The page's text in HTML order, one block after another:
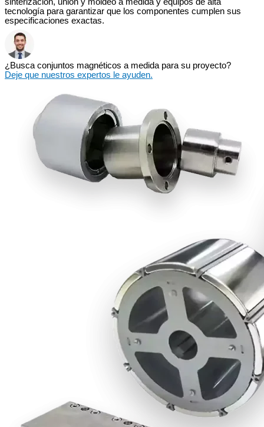
tecnología para garantizar que los componentes cumplen sus
especificaciones exactas.
¿Busca conjuntos magnéticos a medida para su proyecto?
Deje que nuestros expertos le ayuden.